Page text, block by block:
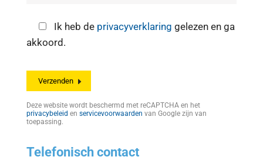
Ik heb de privacyverklaring gelezen en ga
akkoord.
Deze website wordt beschermd met reCAPTCHA en het
privacybeleid en servicevoorwaarden van Google zijn van
toepassing.
Telefonisch contact